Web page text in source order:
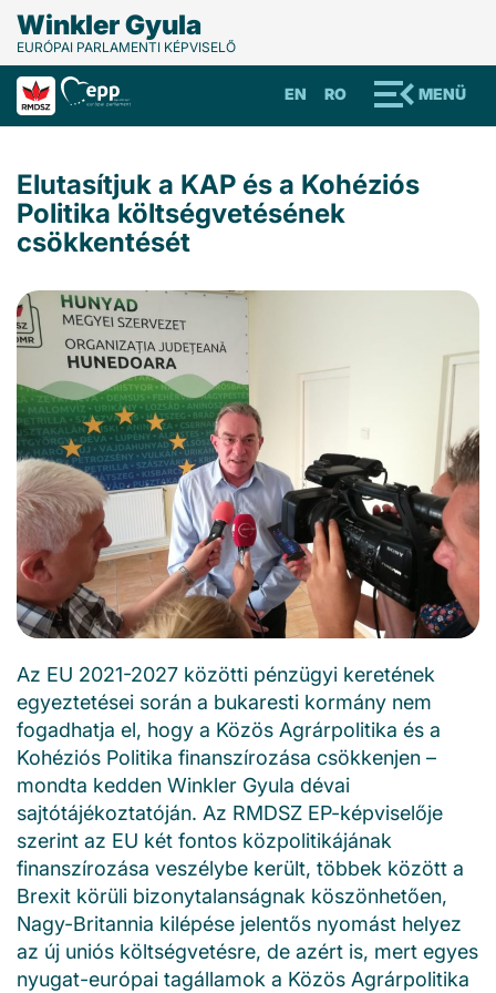
Winkler Gyula
EURÓPAI PARLAMENTI KÉPVISELŐ
MENÜ
RO
EN
Elutasítjuk a KAP és a Kohéziós
Politika költségvetésének
csökkentését
Az EU 2021-2027 közötti pénzügyi keretének
egyeztetései során a bukaresti kormány nem
fogadhatja el, hogy a Közös Agrárpolitika és a
Kohéziós Politika finanszírozása csökkenjen –
mondta kedden Winkler Gyula dévai
sajtótájékoztatóján. Az RMDSZ EP-képviselője
szerint az EU két fontos közpolitikájának
finanszírozása veszélybe került, többek között a
Brexit körüli bizonytalanságnak köszönhetően,
Nagy-Britannia kilépése jelentős nyomást helyez
az új uniós költségvetésre, de azért is, mert egyes
nyugat-európai tagállamok a Közös Agrárpolitika